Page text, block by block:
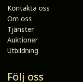
Kontakta oss
Om oss
Tjänster
Auktioner
Utbildning
Följ oss